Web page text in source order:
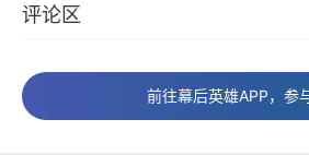
评论区
前往幕后英雄APP，参